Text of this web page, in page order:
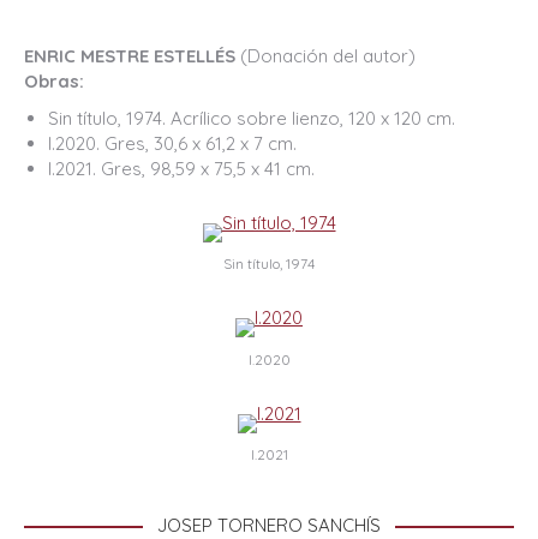
ENRIC MESTRE ESTELLÉS (Donación del autor)
Obras:
Sin título, 1974. Acrílico sobre lienzo, 120 x 120 cm.
I.2020. Gres, 30,6 x 61,2 x 7 cm.
I.2021. Gres, 98,59 x 75,5 x 41 cm.
Sin título, 1974
I.2020
I.2021
JOSEP TORNERO SANCHÍS